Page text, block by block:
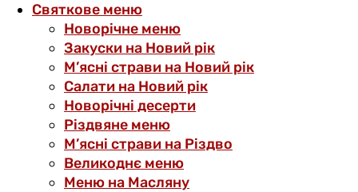
Святкове меню
Новорічне меню
Закуски на Новий рік
М’ясні страви на Новий рік
Салати на Новий рік
Новорічні десерти
Різдвяне меню
М’ясні страви на Різдво
Великоднє меню
Меню на Масляну